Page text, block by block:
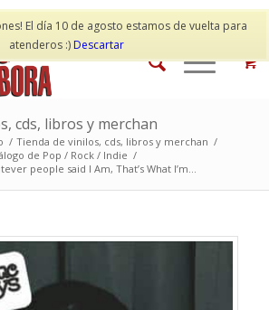
El día 10 de agosto estamos de vuelta para
atenderos :)Descartar
Mi cuenta Contacto
cds, libros y merchan
/ Tienda de vinilos, cds, libros y merchan /
de Pop / Rock / Indie /
people said I Am, That’s What I’m...